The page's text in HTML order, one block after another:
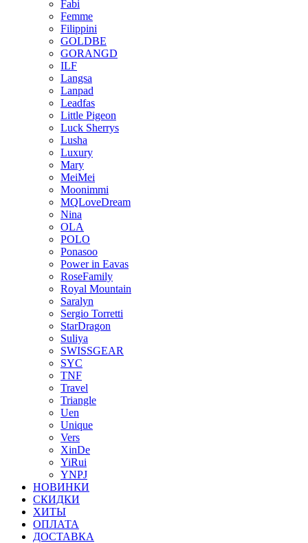
Fabi
Femme
Filippini
GOLDBE
GORANGD
ILF
Langsa
Lanpad
Leadfas
Little Pigeon
Luck Sherrys
Lusha
Luxury
Mary
MeiMei
Moonimmi
MQLoveDream
Nina
OLA
POLO
Ponasoo
Power in Eavas
RoseFamily
Royal Mountain
Saralyn
Sergio Torretti
StarDragon
Suliya
SWISSGEAR
SYC
TNF
Travel
Triangle
Uen
Unique
Vers
XinDe
YiRui
YNPJ
НОВИНКИ
СКИДКИ
ХИТЫ
ОПЛАТА
ДОСТАВКА